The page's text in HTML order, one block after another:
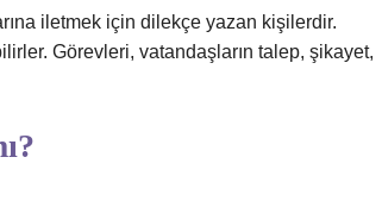
iletmek için dilekçe yazan kişilerdir.
Görevleri, vatandaşların talep, şikayet,